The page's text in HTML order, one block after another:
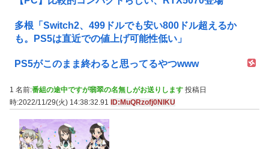
多根「Switch2、499ドルでも安い800ドル超えるか
も。PS5は直近での値上げ可能性低い」
PS5がこのまま終わると思ってるやつwww
1 名前:番組の途中ですが翡翠の名無しがお送りします 投稿日
時:2022/11/29(火) 14:38:32.91
ID:MuQRzofj0NIKU